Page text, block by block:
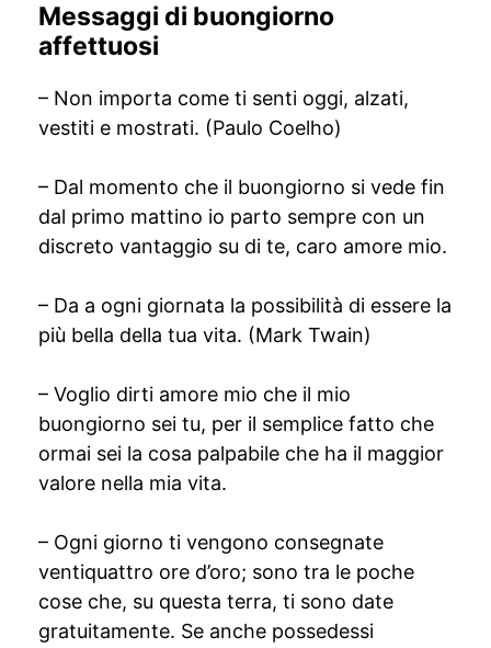
Messaggi di buongiorno
affettuosi
– Non importa come ti senti oggi, alzati,
vestiti e mostrati. (Paulo Coelho)
– Dal momento che il buongiorno si vede fin
dal primo mattino io parto sempre con un
discreto vantaggio su di te, caro amore mio.
– Da a ogni giornata la possibilità di essere la
più bella della tua vita. (Mark Twain)
– Voglio dirti amore mio che il mio
buongiorno sei tu, per il semplice fatto che
ormai sei la cosa palpabile che ha il maggior
valore nella mia vita.
– Ogni giorno ti vengono consegnate
ventiquattro ore d’oro; sono tra le poche
cose che, su questa terra, ti sono date
gratuitamente. Se anche possedessi